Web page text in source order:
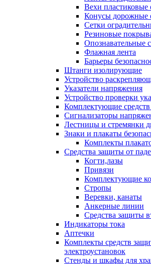
Вехи пластиковые
Конусы дорожные
Сетки
Резиновые
Опознавательные
Флажная лента
Барьеры
Штанги изолирующие
Устройство
Указатели напряжения
Устройство проверки
Комплектующие
Сигнализаторы
Лестницы и стремянки
Знаки и плакаты
Комплекты
Средства защиты от
Когти,лазы
Привязи
Комплектующие
Стропы
Веревки, канаты
Анкерные линии
Средства защиты
Индикаторы тока
Аптечки
Комплекты средств
электроустановок
Стенды и шкафы для